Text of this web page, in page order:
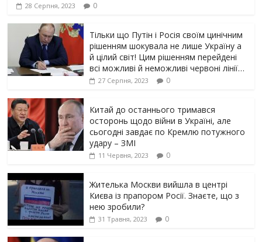
28 Серпня, 2023 0
Тільки що Путін і Росія своїм цинічним
рішенням шoкyвaлa не лише Україну а
й цілий світ! Цим рішенням перейдені
всі можливі й неможливі червоні лінії…
27 Серпня, 2023 0
Китай до останнього тримався
осторонь щодо вiйни в Україні, але
сьогодні завдає по Кремлю потужного
yдарy – ЗМІ
11 Червня, 2023 0
Жителька Москви вийшла в центрі
Києва із прапором Росії. Знаєте, що з
нею зробили?
31 Травня, 2023 0